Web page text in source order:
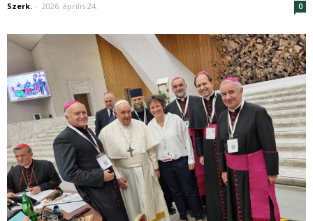
Szerk. - 2026. április 24. 0